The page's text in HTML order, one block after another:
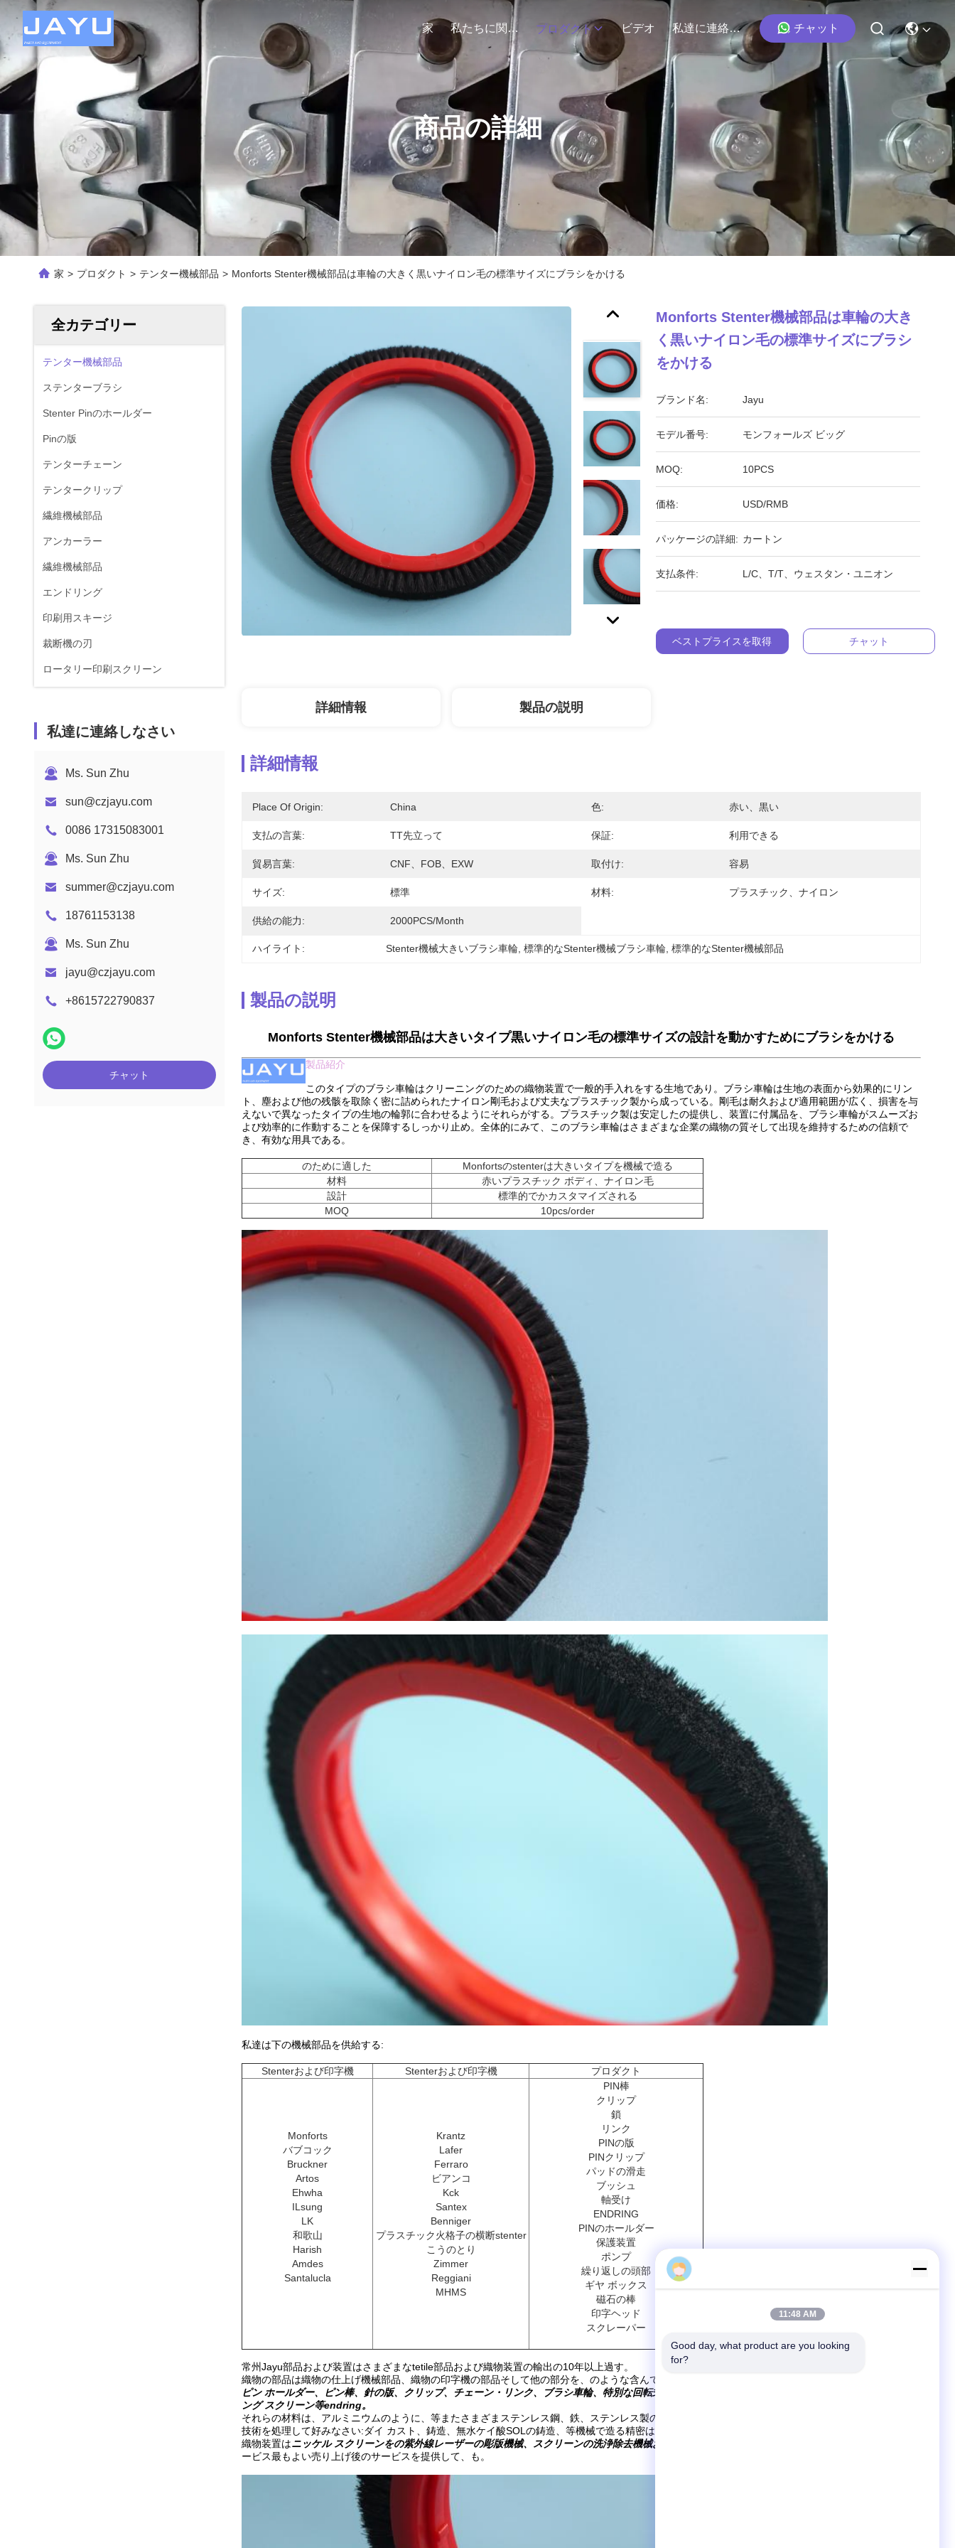
家 私たちに関しては プロダクト ビデオ 私達に連絡しなさい チャット
商品の詳細
家 > プロダクト > テンター機械部品 > Monforts Stenter機械部品は車輪の大きく黒いナイロン毛の標準サイズにブラシをかける
全カテゴリー
テンター機械部品
ステンターブラシ
Stenter Pinのホールダー
Pinの版
テンターチェーン
テンタークリップ
繊維機械部品
アンカーラー
繊維機械部品
エンドリング
印刷用スキージ
裁断機の刃
ロータリー印刷スクリーン
私達に連絡しなさい
Ms. Sun Zhu
sun@czjayu.com
0086 17315083001
Ms. Sun Zhu
summer@czjayu.com
18761153138
Ms. Sun Zhu
jayu@czjayu.com
+8615722790837
チャット
Monforts Stenter機械部品は車輪の大き
く黒いナイロン毛の標準サイズにブラシ
をかける
ブランド名: Jayu
モデル番号: モンフォールズ ビッグ
MOQ: 10PCS
価格: USD/RMB
パッケージの詳細: カートン
支払条件: L/C、T/T、ウェスタン・ユニオン
ベストプライスを取得 チャット
詳細情報 製品の説明
詳細情報
Place Of Origin: China 色: 赤い、黒い
支払の言葉: TT先立って 保証: 利用できる
貿易言葉: CNF、FOB、EXW 取付け: 容易
サイズ: 標準 材料: プラスチック、ナイロン
供給の能力: 2000PCS/Month
ハイライト: Stenter機械大きいブラシ車輪 , 標準的なStenter機械ブラシ車輪 , 標準的なStenter機械部品
製品の説明
Monforts Stenter機械部品は大きいタイプ黒いナイロン毛の標準サイズの設計を動かすためにブラシをかける
製品紹介
このタイプのブラシ車輪はクリーニングのための織物装置で一般的手入れをする生地であり。ブラシ車輪は生地の表面から効果的にリン
ト、塵および他の残骸を取除く密に詰められたナイロン剛毛および丈夫なプラスチック製から成っている。剛毛は耐久および適用範囲が広く、損害を与
えないで異なったタイプの生地の輪郭に合わせるようにそれらがする。プラスチック製は安定したの提供し、装置に付属品を、ブラシ車輪がスムーズお
よび効率的に作動することを保障するしっかり止め。全体的にみて、このブラシ車輪はさまざまな企業の織物の質そして出現を維持するための信頼で
き、有効な用具である。
のために適した
Monfortsのstenterは大きいタイプを機械で造る
材料
赤いプラスチック ボディ、ナイロン毛
設計
標準的でかカスタマイズされる
MOQ
10pcs/order
私達は下の機械部品を供給する:
Stenterおよび印字機 Stenterおよび印字機 プロダクト
Monforts
バブコック
Bruckner
Artos
Ehwha
ILsung
LK
和歌山
Harish
Amdes
Santalucla
Krantz
Lafer
Ferraro
ビアンコ
Kck
Santex
Benniger
プラスチック火格子の横断stenter
こうのとり
Zimmer
Reggiani
MHMS
PIN棒
クリップ
鎖
リンク
PINの版
PINクリップ
パッドの滑走
ブッシュ
軸受け
ENDRING
PINのホールダー
保護装置
ポンプ
繰り返しの頭部
ギヤ ボックス
磁石の棒
印字ヘッド
スクレーパー
常州Jayu部品および装置はさまざまなtetile部品および織物装置の輸出の10年以上過す。
織物の部品は織物の仕上げ機械部品、織物の印字機の部品そして他の部分を、のような含んでいる:
ピン ホールダー、ピン棒、針の版、クリップ、チェーン・リンク、ブラシ車輪、特別な回転式スクリーン、繰り返しの頭部、ポンプ、軸受け、コーティ
ング スクリーン等endring。
それらの材料は、アルミニウムのように、等またさまざまステンレス鋼、鉄、ステンレス製の鉄、銅、ニッケルである。
技術を処理して好みなさい:ダイ カスト、鋳造、無水ケイ酸SOLの鋳造、等機械で造る精密は。
織物装置はニッケル スクリーンをの紫外線レーザーの彫版機械、スクリーンの洗浄除去機械および生産ラインを作る一組
ービス最もよい売り上げ後のサービスを提供して、も。
11:48 AM
Good day, what product are you looking
for?